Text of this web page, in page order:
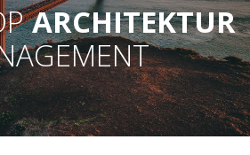
ARCHITEKTUR